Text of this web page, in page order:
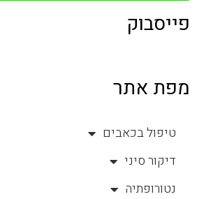
פייסבוק
מפת אתר
טיפול בכאבים
דיקור סיני
נטורופתיה